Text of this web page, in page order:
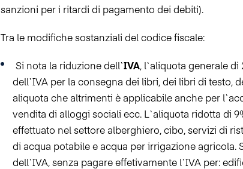
sanzioni per i ritardi di pagamento dei debiti).
Tra le modifiche sostanziali del codice fiscale:
Si nota la riduzione dell`IVA, l`aliquota generale di
dell`IVA per la consegna dei libri, dei libri di testo,
aliquota che altrimenti è applicabile anche per
vendita di alloggi sociali ecc. L`aliquota ridotta di
effettuato nel settore alberghiero, cibo, servizi di
di acqua potabile e acqua per irrigazione agricola.
dell`IVA, senza pagare effetivamente l`IVA per: